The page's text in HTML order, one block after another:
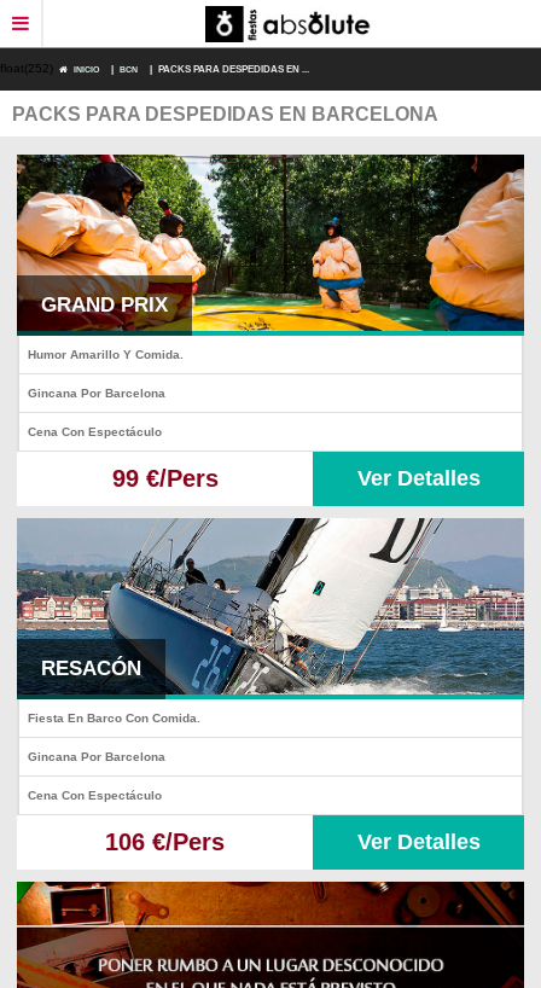
float(252) INICIO BCN PACKS PARA DESPEDIDAS EN ...
PACKS PARA DESPEDIDAS EN BARCELONA
GRAND PRIX
Humor Amarillo Y Comida.
Gincana Por Barcelona
Cena Con Espectáculo
99 €/Pers Ver Detalles
RESACÓN
Fiesta En Barco Con Comida.
Gincana Por Barcelona
Cena Con Espectáculo
106 €/Pers Ver Detalles
RESTAURANTES
DEPORTES DE AVENTURA
ESPECTÁCULOS
DESPEDIDAS ORIGINALES
DESPEDIDAS ECONÓMICAS